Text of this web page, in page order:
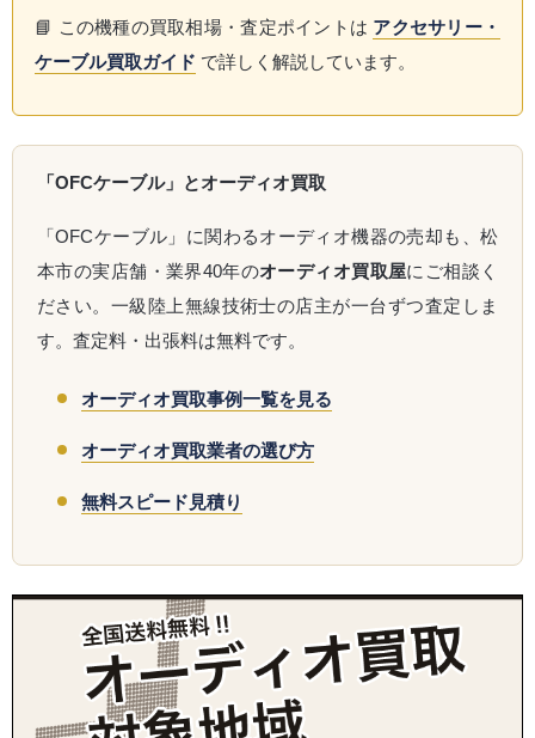
📘 この機種の買取相場・査定ポイントは アクセサリー・
ケーブル買取ガイド で詳しく解説しています。
「OFCケーブル」とオーディオ買取
「OFCケーブル」に関わるオーディオ機器の売却も、松
本市の実店舗・業界40年のオーディオ買取屋にご相談く
ださい。一級陸上無線技術士の店主が一台ずつ査定しま
す。査定料・出張料は無料です。
オーディオ買取事例一覧を見る
オーディオ買取業者の選び方
無料スピード見積り